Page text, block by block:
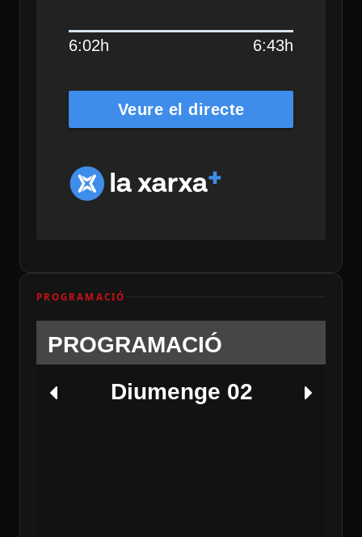
6:02h 6:43h
Veure el directe
PROGRAMACIÓ
PROGRAMACIÓ
Diumenge 02